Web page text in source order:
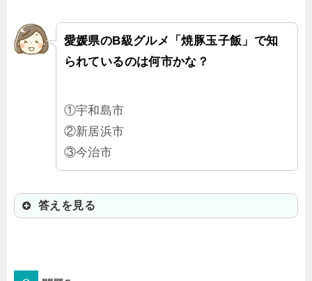
と食べるのが常識なんだ。栄養たっ
ぷりの皮ごと食べてみたら、想像し
てたよりずっと食べやすかったよ。
愛媛県のB級グルメ「焼豚玉子飯」で知
られているのは何市かな？
①宇和島市
②新居浜市
③今治市
答えを見る